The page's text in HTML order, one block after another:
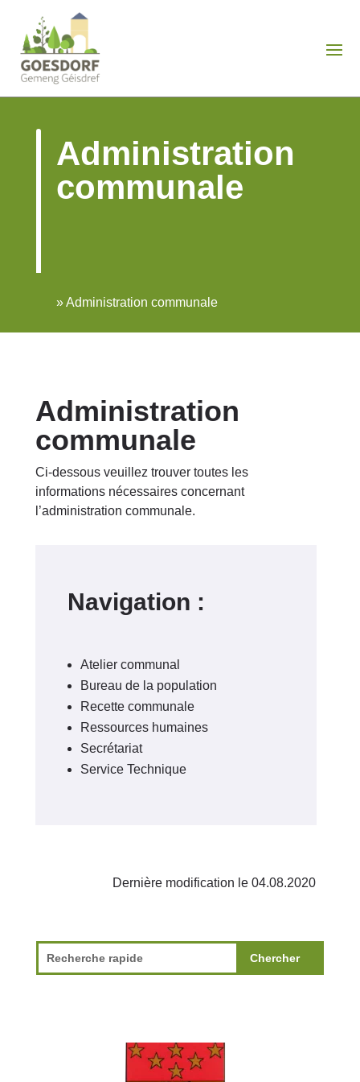
Administration
communale
»Administration communale
Administration
communale
Ci-dessous veuillez trouver toutes les
informations nécessaires concernant
l’administration communale.
Navigation :
Atelier communal
Bureau de la population
Recette communale
Ressources humaines
Secrétariat
Service Technique
Dernière modification le 04.08.2020